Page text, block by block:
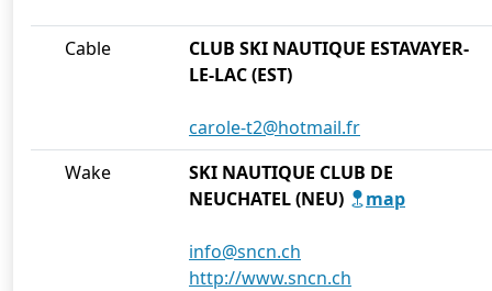
Cable
CLUB SKI NAUTIQUE ESTAVAYER-
LE-LAC (EST)
carole-t2@hotmail.fr
Wake
SKI NAUTIQUE CLUB DE
NEUCHATEL (NEU)
map
info@sncn.ch
http://www.sncn.ch